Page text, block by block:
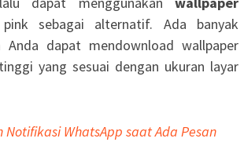
sebagai alternatif. Ada banyak
dapat mendownload wallpaper
yang sesuai dengan ukuran layar
Notifikasi WhatsApp saat Ada Pesan